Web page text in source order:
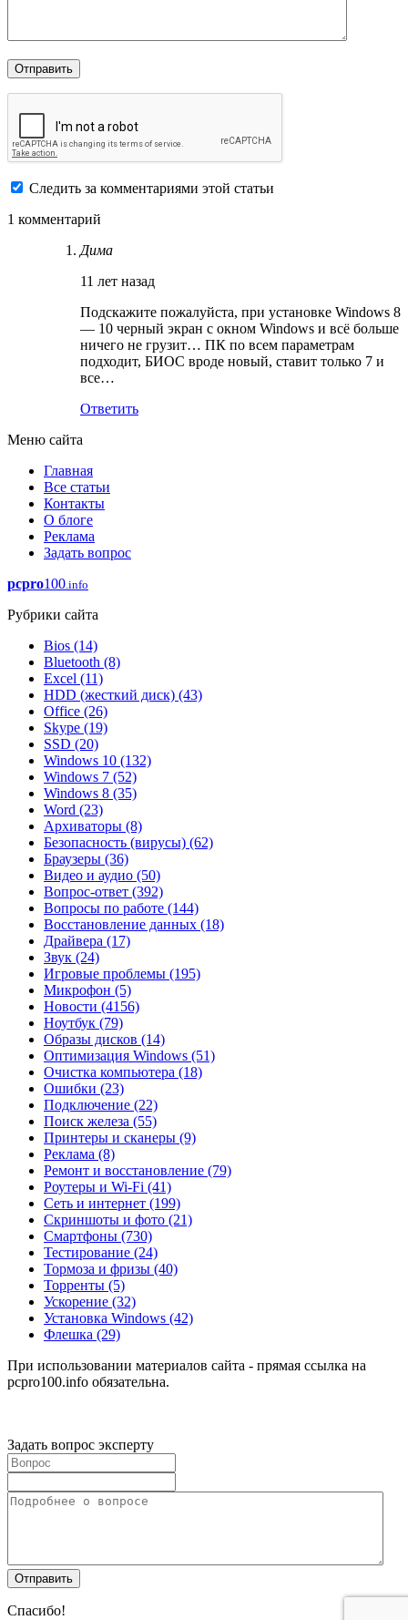
Следить за комментариями этой статьи
1 комментарий
Дима
11 лет назад
Подскажите пожалуйста, при установке Windows 8
— 10 черный экран с окном Windows и всё больше
ничего не грузит… ПК по всем параметрам
подходит, БИОС вроде новый, ставит только 7 и
все…
Ответить
Меню сайта
Главная
Все статьи
Контакты
О блоге
Реклама
Задать вопрос
pcpro100.info
Рубрики сайта
Bios (14)
Bluetooth (8)
Excel (11)
HDD (жесткий диск) (43)
Office (26)
Skype (19)
SSD (20)
Windows 10 (132)
Windows 7 (52)
Windows 8 (35)
Word (23)
Архиваторы (8)
Безопасность (вирусы) (62)
Браузеры (36)
Видео и аудио (50)
Вопрос-ответ (392)
Вопросы по работе (144)
Восстановление данных (18)
Драйвера (17)
Звук (24)
Игровые проблемы (195)
Микрофон (5)
Новости (4156)
Ноутбук (79)
Образы дисков (14)
Оптимизация Windows (51)
Очистка компьютера (18)
Ошибки (23)
Подключение (22)
Поиск железа (55)
Принтеры и сканеры (9)
Реклама (8)
Ремонт и восстановление (79)
Роутеры и Wi-Fi (41)
Сеть и интернет (199)
Скриншоты и фото (21)
Смартфоны (730)
Тестирование (24)
Тормоза и фризы (40)
Торренты (5)
Ускорение (32)
Установка Windows (42)
Флешка (29)
При использовании материалов сайта - прямая ссылка на
pcpro100.info обязательна.
Задать вопрос эксперту
Спасибо!